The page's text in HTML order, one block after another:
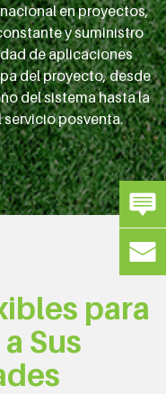
en proyectos,
y suministro
de aplicaciones
del proyecto, desde
del sistema hasta la
posventa.
para
Sus